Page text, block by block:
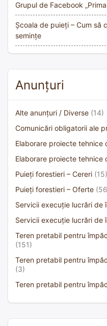
Grupul de Facebook
Școala de puieți – Cum să
semințe
Anunțuri
Alte anunțuri / Diverse (14)
Comunicări obligatorii ale
Elaborare proiecte tehnice
Elaborare proiecte tehnice
Puieți forestieri – Cereri (15)
Puieți forestieri – Oferte
Servicii execuție lucrări de
Servicii execuție lucrări de
Teren pretabil pentru
(151)
Teren pretabil pentru
(3)
Teren pretabil pentru